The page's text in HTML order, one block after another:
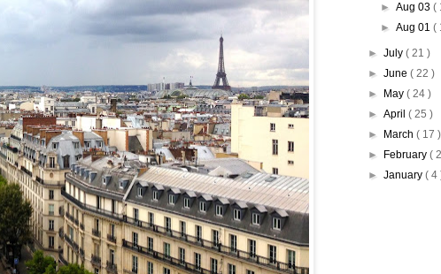
►Aug 03(
►Aug 01(
► July ( 21 )
► June ( 22 )
►
May ( 24 )
► April ( 25 )
►
March ( 17 )
►
February (
► January ( 4